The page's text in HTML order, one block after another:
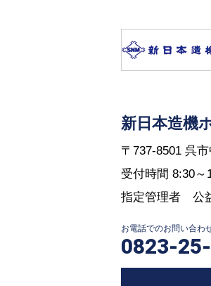
新日本造機
〒737-8501 呉
受付時間 8:30～
指定管理者 公
お電話でのお問い合わ
0823-